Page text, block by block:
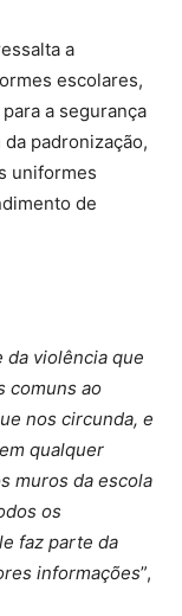
a
escolares,
a segurança
padronização,
uniformes
de
da violência que
comuns ao
nos circunda, e
qualquer
muros da escola
os
faz parte da
informações”,